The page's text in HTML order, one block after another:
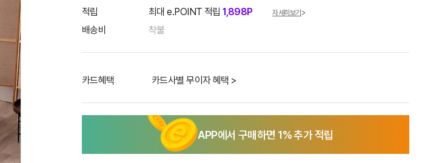
적립 최대 e.POINT 적립1,898P 자세히보기
배송비 착불
카드혜택 카드사별 무이자 혜택 >
APP에서 구매하면 1% 추가 적립